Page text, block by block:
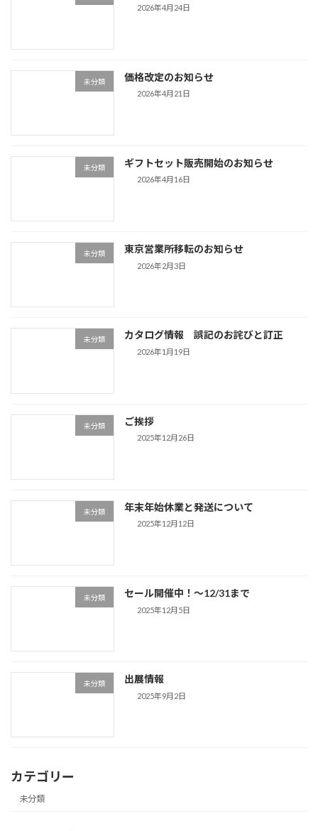
2026年4月24日
未分類 価格改定のお知らせ
2026年4月21日
未分類 ギフトセット販売開始のお知らせ
2026年4月16日
未分類 東京営業所移転のお知らせ
2026年2月3日
未分類 カタログ情報 誤記のお詫びと訂正
2026年1月19日
未分類 ご挨拶
2025年12月26日
未分類 年末年始休業と発送について
2025年12月12日
未分類 セール開催中！～12/31まで
2025年12月5日
未分類 出展情報
2025年9月2日
カテゴリー
未分類